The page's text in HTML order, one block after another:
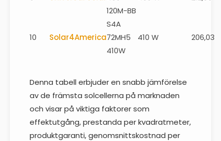
120M-BB
10 Solar4America
S4A
72MH5
410W
410 W 206,03
Denna tabell erbjuder en snabb jämförelse
av de främsta solcellerna på marknaden
och visar på viktiga faktorer som
effektutgång, prestanda per kvadratmeter,
produktgaranti, genomsnittskostnad per